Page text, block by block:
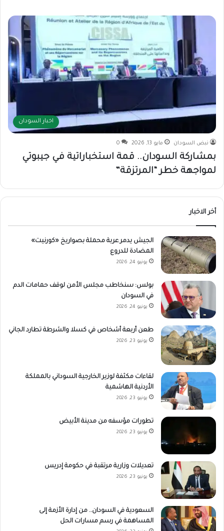
اخبار السودان
نبض السودان مايو 13, 2026 0
بمشاركة السودان.. قمة استخباراتية في جيبوتي
لمواجهة خطر “المرتزقة”
أخر الاخبار
الجيش يدمر عربة محملة بصواريخ «كورنيت»
المضادة للدروع
يونيو 24, 2026
بولس: سنخاطب مجلس الأمن لوقف حمامات الدم
في السودان
يونيو 24, 2026
طعن أربعة أشخاص في كسلا والشرطة تطارد الجاني
يونيو 23, 2026
لقاءات مكثفة لوزير الخارجية السوداني بالمملكة
الأردنية الهاشمية
يونيو 23, 2026
تطورات مؤسفه من مدينة الأبيض
يونيو 23, 2026
تعديلات وزارية مرتقبة في حكومة إدريس
يونيو 23, 2026
السعودية في السودان.. من إدارة الأزمة إلى
المساهمة في رسم مسارات الحل